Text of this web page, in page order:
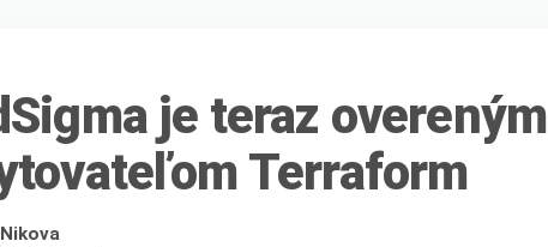
je teraz overeným
Terraform